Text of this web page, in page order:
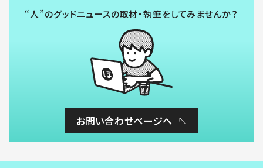
“人”のグッドニュースの取材・執筆をしてみませんか？
お問い合わせページへ